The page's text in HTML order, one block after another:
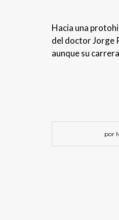
Hacia una
del doctor Jorge
aunque su
por